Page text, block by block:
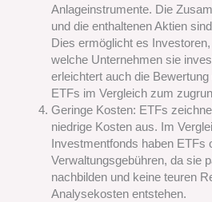
Anlageinstrumente. Die
und die enthaltenen Aktien
Dies ermöglicht es
welche Unternehmen sie
erleichtert auch die
ETFs im Vergleich zum
Geringe Kosten: ETFs
niedrige Kosten aus. Im
Investmentfonds haben ETFs
Verwaltungsgebühren, da sie
nachbilden und keine teuren
Analysekosten entstehen.